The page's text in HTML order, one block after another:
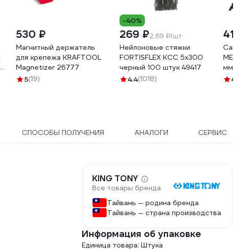
530 ₽
Магнитный держатель
для крепежа KRAFTOOL
Magnetizer 26777
5(19)
-40%
269 ₽2.69 ₽/шт
Нейлоновые стяжки
FORTISFLEX КСС 5х300
черный 100 штук 49417
4.4(1018)
418
мм, 1
4.7
СПОСОБЫ ПОЛУЧЕНИЯ АНАЛОГИ СЕРВИС
KING TONY
Все товары бренда
Тайвань — родина бренда
Тайвань — страна производства
Информация об упаковке
Единица товара: Штука